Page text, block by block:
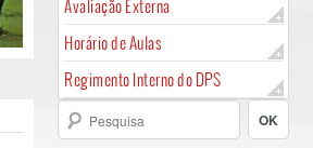
Avaliação Externa
Horário de Aulas
Regimento Interno do DPS